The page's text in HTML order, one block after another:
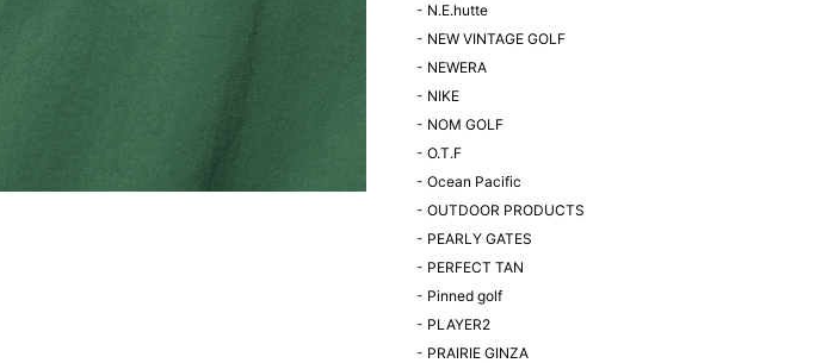
- N.E.hutte
- NEW VINTAGE GOLF
- NEWERA
- NIKE
- NOM GOLF
- O.T.F
- Ocean Pacific
- OUTDOOR PRODUCTS
- PEARLY GATES
- PERFECT TAN
- Pinned golf
- PLAYER2
- PRAIRIE GINZA